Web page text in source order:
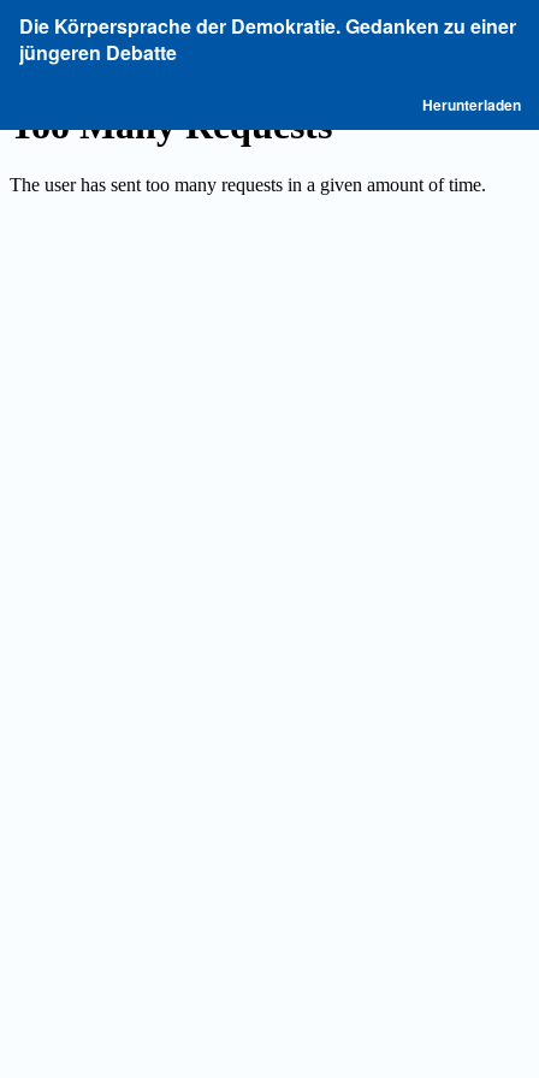
Artikeldetails
zurückkehren
Die Körpersprache der Demokratie. Gedanken zu einer
jüngeren Debatte
Herunterladen